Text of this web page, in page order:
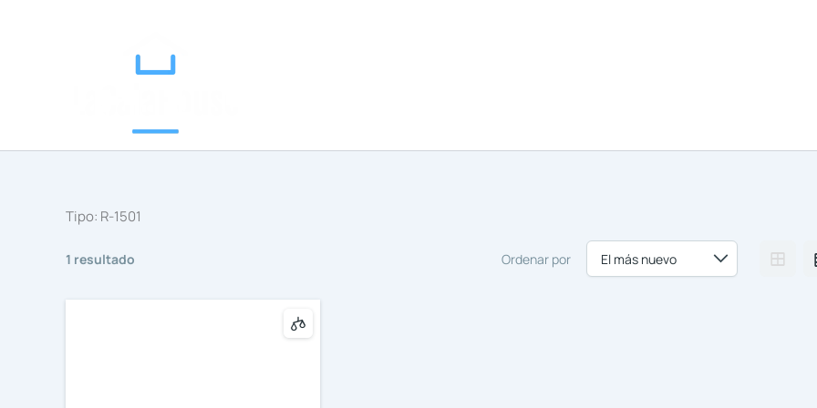
Tipo: R-1501
1 resultado Ordenar por